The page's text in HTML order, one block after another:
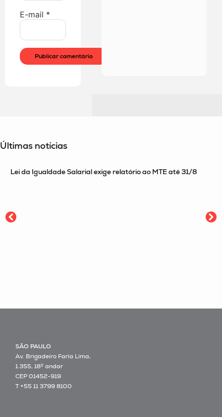
E-mail *
Últimas notícias
Lei da Igualdade Salarial exige relatório ao MTE até 31/8
SÃO PAULO
Av. Brigadeiro Faria Lima,
1.355, 18º andar
CEP 01452-919
T +55 11 3799 8100